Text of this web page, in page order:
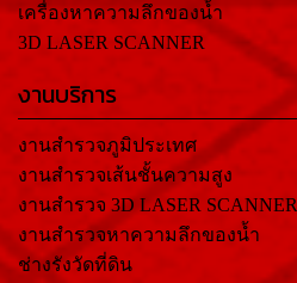
เครื่องหาความลึกของน้ำ
3D LASER SCANNER
งานบริการ
งานสำรวจภูมิประเทศ
งานสำรวจเส้นชั้นความสูง
งานสำรวจ 3D LASER SCANNER
งานสำรวจหาความลึกของน้ำ
ช่างรังวัดที่ดิน